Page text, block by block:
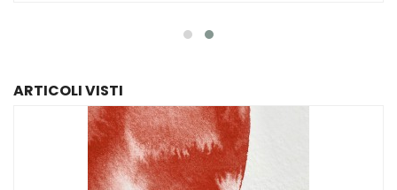
ARTICOLI VISTI